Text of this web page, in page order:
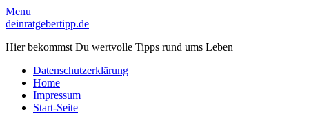
Skip
to
Menu
deinratgebertipp.de
Hier bekommst Du wertvolle Tipps rund ums Leben
Datenschutzerklärung
Home
Impressum
Start-Seite